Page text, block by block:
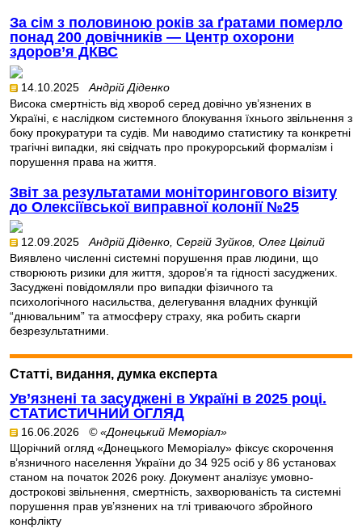
За сім з половиною років за ґратами померло
понад 200 довічників — Центр охорони
здоров’я ДКВС
14.10.2025 Андрій Діденко
Висока смертність від хвороб серед довічно ув’язнених в
Україні, є наслідком системного блокування їхнього звільнення з
боку прокуратури та судів. Ми наводимо статистику та конкретні
трагічні випадки, які свідчать про прокурорський формалізм і
порушення права на життя.
Звіт за результатами моніторингового візиту
до Олексіївської виправної колонії №25
12.09.2025 Андрій Діденко, Сергій Зуйков, Олег Цвілий
Виявлено численні системні порушення прав людини, що
створюють ризики для життя, здоров’я та гідності засуджених.
Засуджені повідомляли про випадки фізичного та
психологічного насильства, делегування владних функцій
“днювальним” та атмосферу страху, яка робить скарги
безрезультатними.
Статті, видання, думка експерта
Ув’язнені та засуджені в Україні в 2025 році.
СТАТИСТИЧНИЙ ОГЛЯД
16.06.2026 © «Донецький Меморіал»
Щорічний огляд «Донецького Меморіалу» фіксує скорочення
в’язничного населення України до 34 925 осіб у 86 установах
станом на початок 2026 року. Документ аналізує умовно-
дострокові звільнення, смертність, захворюваність та системні
порушення прав ув’язнених на тлі триваючого збройного
конфлікту